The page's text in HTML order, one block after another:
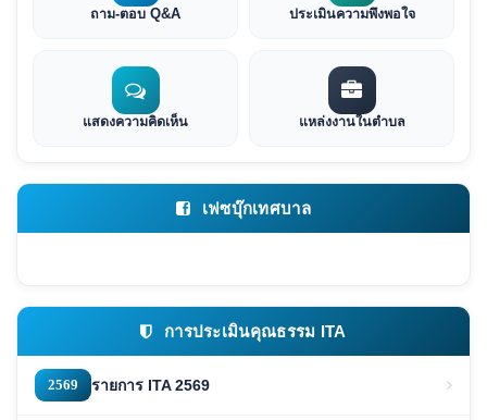
ถาม-ตอบ Q&A ประเมินความพึงพอใจ
แสดงความคิดเห็น แหล่งงานในตำบล
เฟซบุ๊กเทศบาล
การประเมินคุณธรรม ITA
2569 รายการ ITA 2569